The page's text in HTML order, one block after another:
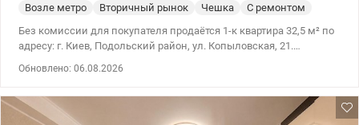
Возле метро Вторичный рынок Чешка
С ремонтом
Без комиссии для покупателя продаётся 1-к квартира 32,5 м² по
адресу: г. Киев, Подольский район, ул. Копыловская, 21.
проекта. В квартире выполнен капитальный ремонт с заменой
Установлены металлопластиковые окна, бойлер, стиральная и
сушильная машины. На кухне есть холодильник, газовая плита
Обновлено: 06.08.2026